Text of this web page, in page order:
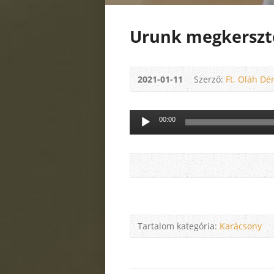
Urunk
2021-01-11 Szerző:Ft. Oláh
Audió
00:00
Tartalom kategória: Karácsony